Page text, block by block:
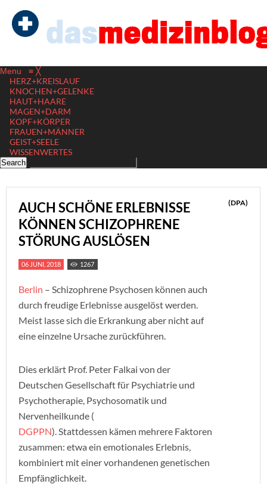
Menu ≡ ╳
HERZ+KREISLAUF
KNOCHEN+GELENKE
HAUT+HAARE
MAGEN+DARM
KOPF+KÖRPER
FRAUEN+MÄNNER
GEIST+SEELE
WISSENWERTES
AUCH SCHÖNE ERLEBNISSE
KÖNNEN SCHIZOPHRENE
STÖRUNG AUSLÖSEN
(DPA)
06 JUNI, 2018 1267
Berlin – Schizophrene Psychosen können auch
durch freudige Erlebnisse ausgelöst werden.
Meist lasse sich die Erkrankung aber nicht auf
eine einzelne Ursache zurückführen.
Dies erklärt Prof. Peter Falkai von der
Deutschen Gesellschaft für Psychiatrie und
Psychotherapie, Psychosomatik und
Nervenheilkunde (
DGPPN). Stattdessen kämen mehrere Faktoren
zusammen: etwa ein emotionales Erlebnis,
kombiniert mit einer vorhandenen genetischen
Empfänglichkeit.